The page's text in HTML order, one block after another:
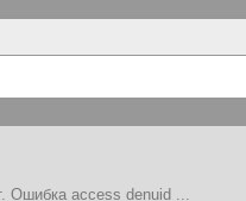
Ошибка access denuid ...